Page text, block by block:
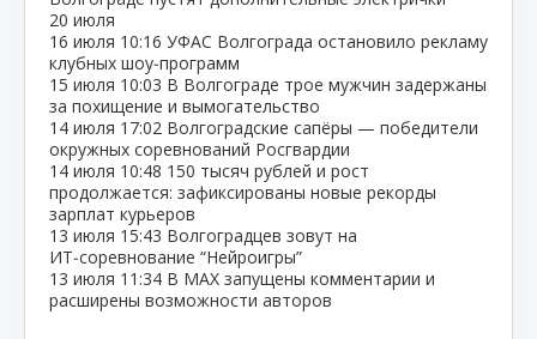
20 июля
16 июля 10:16 УФАС Волгограда остановило рекламу
клубных шоу‑программ
15 июля 10:03 В Волгограде трое мужчин задержаны
за похищение и вымогательство
14 июля 17:02 Волгоградские сапёры — победители
окружных соревнований Росгвардии
14 июля 10:48 150 тысяч рублей и рост
продолжается: зафиксированы новые рекорды
зарплат курьеров
13 июля 15:43 Волгоградцев зовут на
ИТ‑соревнование “Нейроигры”
13 июля 11:34 В МАХ запущены комментарии и
расширены возможности авторов